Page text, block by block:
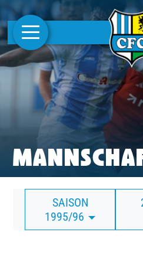
AKTUELLES
1. MANNSCHAFT
FRAUEN
CAMPUS
CLUB
BUSINESS
SAISON
1995/96